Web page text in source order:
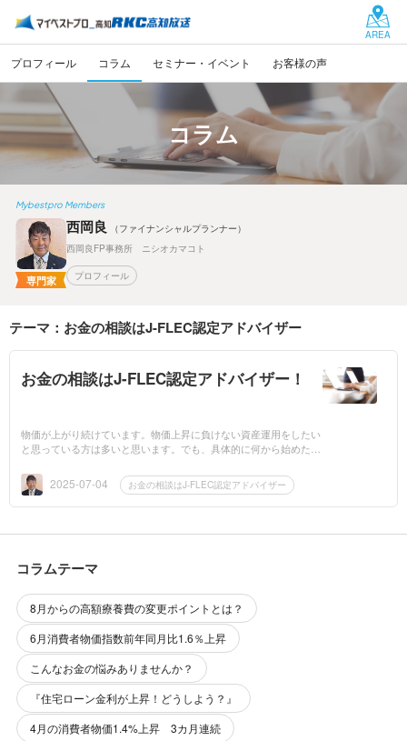
AREA
プロフィール コラム セミナー・イベント お客様の声
コラム
Mybestpro Members
専門家
西岡良
（ファイナンシャルプランナー）
西岡良FP事務所 ニシオカマコト
プロフィール
テーマ：お金の相談はJ-FLEC認定アドバイザー
お金の相談はJ-FLEC認定アドバイザー！
物価が上がり続けています。物価上昇に負けない資産運用をしたい
と思っている方は多いと思います。でも、具体的に何から始めたら
聞きします。...
2025-07-04 お金の相談はJ-FLEC認定アドバイザー
コラムテーマ
8月からの高額療養費の変更ポイントとは？
6月消費者物価指数前年同月比1.6％上昇
こんなお金の悩みありませんか？
『住宅ローン金利が上昇！どうしよう？』
4月の消費者物価1.4%上昇 3カ月連続